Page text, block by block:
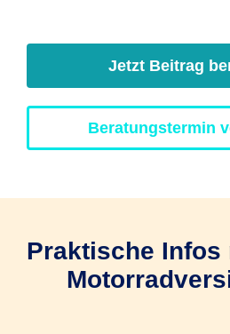
Jetzt Beitrag
Beratungstermin
Praktische Infos